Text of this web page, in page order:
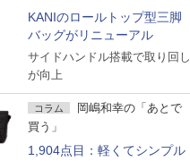
KANIのロールトップ型三脚
バッグがリニューアル
サイドハンドル搭載で取り回し
が向上
コラム
岡嶋和幸の「あとで
買う」
1,904点目：軽くてシンプル